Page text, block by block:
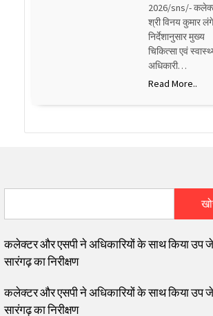
2026/sns/-
श्री विनय कुमार
निर्देशानुसार मुख्य
चिकित्सा एवं
अधिकारी…
Read More..
कलेक्टर और एसपी ने अधिकारियों के साथ किया उप
सारंगढ़ का निरीक्षण
कलेक्टर और एसपी ने अधिकारियों के साथ किया उप
सारंगढ़ का निरीक्षण